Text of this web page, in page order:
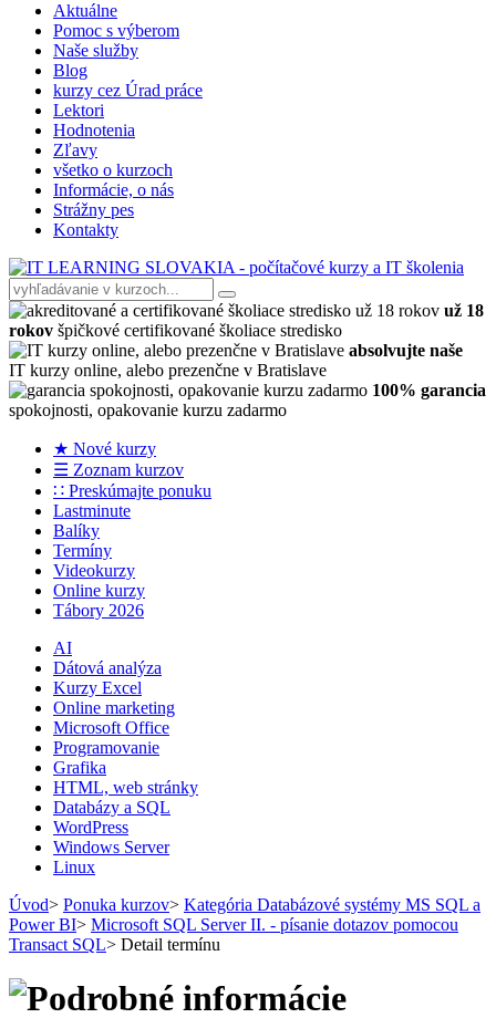
Aktuálne
Pomoc s výberom
Naše služby
Blog
kurzy cez Úrad práce
Lektori
Hodnotenia
Zľavy
všetko o kurzoch
Informácie, o nás
Strážny pes
Kontakty
už 18
rokov špičkové certifikované školiace stredisko
absolvujte naše
IT kurzy online, alebo prezenčne v Bratislave
100% garancia
spokojnosti, opakovanie kurzu zadarmo
★ Nové kurzy
☰ Zoznam kurzov
∷ Preskúmajte ponuku
Lastminute
Balíky
Termíny
Videokurzy
Online kurzy
Tábory 2026
AI
Dátová analýza
Kurzy Excel
Online marketing
Microsoft Office
Programovanie
Grafika
HTML, web stránky
Databázy a SQL
WordPress
Windows Server
Linux
Úvod> Ponuka kurzov> Kategória Databázové systémy MS SQL a
Power BI> Microsoft SQL Server II. - písanie dotazov pomocou
Transact SQL> Detail termínu